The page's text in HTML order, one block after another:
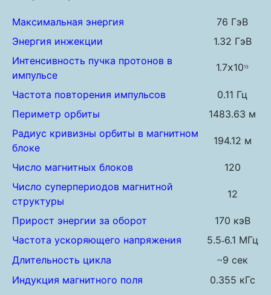
Максимальная энергия
76 ГэВ
Энергия инжекции
1.32 ГэВ
Интенсивность пучка протонов в
импульсе
1.7x1013
Частота повторения импульсов
0.11 Гц
Периметр орбиты
1483.63 м
Радиус кривизны орбиты в магнитном
блоке
194.12 м
Число магнитных блоков
120
Число суперпериодов магнитной
структуры
12
Прирост энергии за оборот
170 кэВ
Частота ускоряющего напряжения
5.5-6.1 МГц
Длительность цикла
~9 сек
Индукция магнитного поля
0.355 кГс